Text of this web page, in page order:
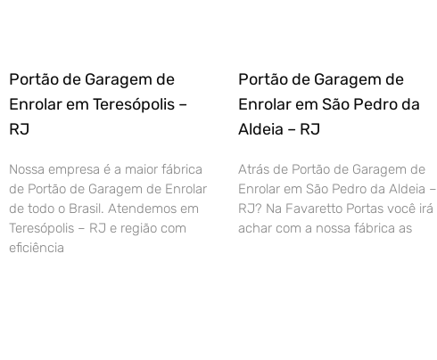
Portão de Garagem de
Enrolar em Teresópolis –
RJ
Nossa empresa é a maior fábrica
de Portão de Garagem de Enrolar
de todo o Brasil. Atendemos em
Teresópolis – RJ e região com
eficiência
Portão de Garagem de
Enrolar em São Pedro da
Aldeia – RJ
Atrás de Portão de Garagem de
Enrolar em São Pedro da Aldeia –
RJ? Na Favaretto Portas você irá
achar com a nossa fábrica as